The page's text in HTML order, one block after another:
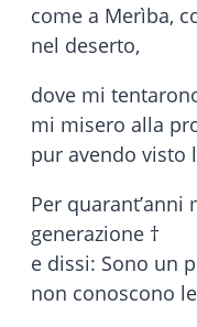
come a Merìba,
nel deserto,
dove mi
mi misero alla
pur avendo visto
Per
generazione †
e dissi: Sono un
non conoscono